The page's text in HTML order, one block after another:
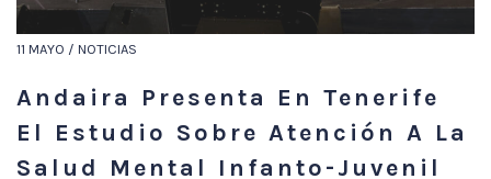
11 MAYO / NOTICIAS
Andaira Presenta En Tenerife
El Estudio Sobre Atención A La
Salud Mental Infanto-Juvenil